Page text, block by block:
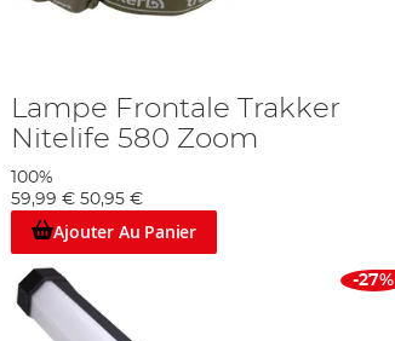
Lampe Frontale Trakker
Nitelife 580 Zoom
100%
59,99 € 50,95 €
Ajouter Au Panier
-27%